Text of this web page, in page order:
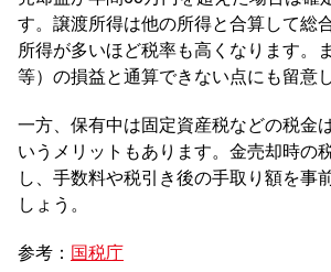
す。譲渡所得は他の所得と合算して総
所得が多いほど税率も高くなります。
等）の損益と通算できない点にも留意
一方、保有中は固定資産税などの税金
いうメリットもあります。金売却時の
し、手数料や税引き後の手取り額を事
しょう。
参考： 国税庁